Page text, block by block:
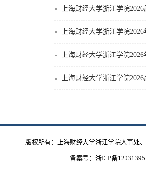
上海财经大学浙江学院
上海财经大学浙江学院
上海财经大学浙江学院
上海财经大学浙江学院
版权所有：上海财经大学浙江学院人事处
备案号：浙ICP备